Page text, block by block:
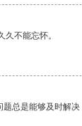
不能忘怀。
总是能够及时解决